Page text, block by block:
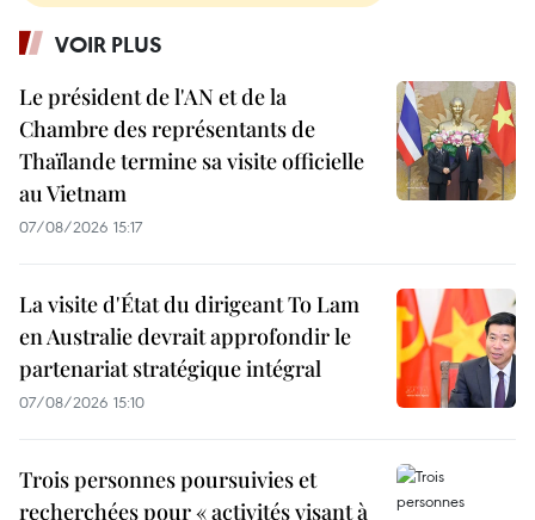
VOIR PLUS
Le président de l'AN et de la
Chambre des représentants de
Thaïlande termine sa visite officielle
au Vietnam
07/08/2026 15:17
La visite d'État du dirigeant To Lam
en Australie devrait approfondir le
partenariat stratégique intégral
07/08/2026 15:10
Trois personnes poursuivies et
recherchées pour « activités visant à